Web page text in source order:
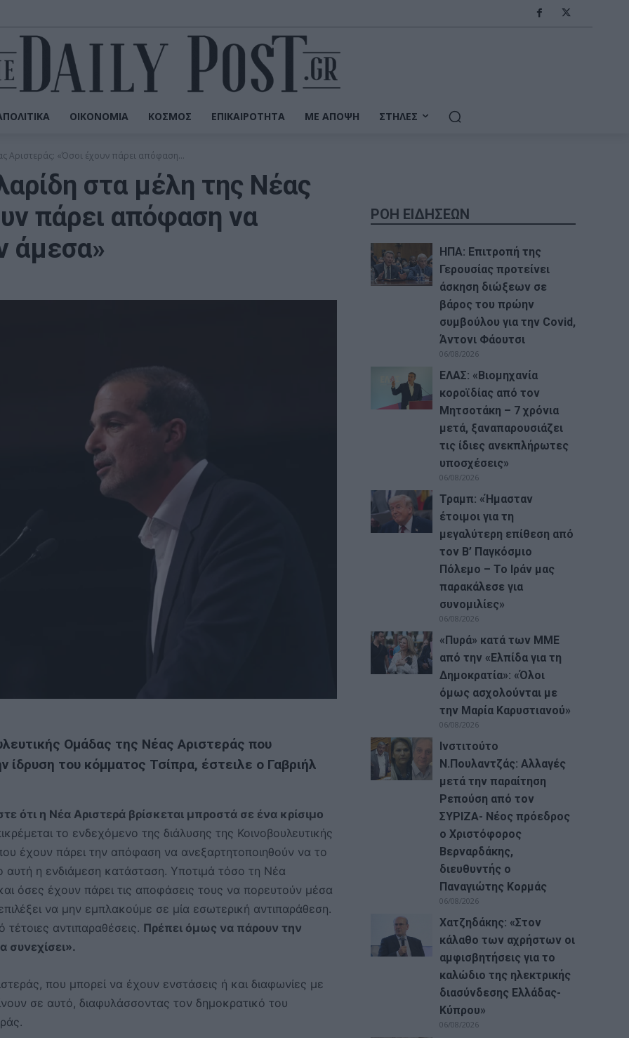
ΟΙΚΟΝΟΜΊΑ ΚΌΣΜΟΣ ΕΠΙΚΑΙΡΌΤΗΤΑ ΜΕ ΆΠΟΨΗ ΣΤΉΛΕΣ
Αριστεράς: «Όσοι έχουν πάρει απόφαση...
στα μέλη της Νέας
πάρει απόφαση να
άμεσα»
Ομάδας της Νέας Αριστεράς που
του κόμματος Τσίπρα, έστειλε ο Γαβριήλ
ότι η Νέα Αριστερά βρίσκεται μπροστά σε ένα κρίσιμο
το ενδεχόμενο της διάλυσης της Κοινοβουλευτικής
έχουν πάρει την απόφαση να ανεξαρτητοποιηθούν να το
αυτή η ενδιάμεση κατάσταση. Υποτιμά τόσο τη Νέα
όσες έχουν πάρει τις αποφάσεις τους να πορευτούν μέσα
να μην εμπλακούμε σε μία εσωτερική αντιπαράθεση.
αντιπαραθέσεις. Πρέπει όμως να πάρουν την
συνεχίσει».
που μπορεί να έχουν ενστάσεις ή και διαφωνίες με
σε αυτό, διαφυλάσσοντας τον δημοκρατικό του
ΡΟΗ ΕΙΔΗΣΕΩΝ
ΗΠΑ: Επιτροπή της
Γερουσίας προτείνει
άσκηση διώξεων σε
βάρος του πρώην
συμβούλου για την Covid,
Άντονι Φάουτσι
06/08/2026
ΕΛΑΣ: «Βιομηχανία
κοροϊδίας από τον
Μητσοτάκη – 7 χρόνια
μετά, ξαναπαρουσιάζει
τις ίδιες ανεκπλήρωτες
υποσχέσεις»
06/08/2026
Τραμπ: «Ήμασταν
έτοιμοι για τη
μεγαλύτερη επίθεση από
τον Β’ Παγκόσμιο
Πόλεμο – Το Ιράν μας
παρακάλεσε για
συνομιλίες»
06/08/2026
«Πυρά» κατά των ΜΜΕ
από την «Ελπίδα για τη
Δημοκρατία»: «Όλοι
όμως ασχολούνται με
την Μαρία Καρυστιανού»
06/08/2026
Ινστιτούτο
Ν.Πουλαντζάς: Αλλαγές
μετά την παραίτηση
Ρεπούση από τον
ΣΥΡΙΖΑ- Νέος πρόεδρος
ο Χριστόφορος
Βερναρδάκης,
διευθυντής ο
Παναγιώτης Κορμάς
06/08/2026
Χατζηδάκης: «Στον
κάλαθο των αχρήστων οι
αμφισβητήσεις για το
καλώδιο της ηλεκτρικής
διασύνδεσης Ελλάδας-
Κύπρου»
06/08/2026